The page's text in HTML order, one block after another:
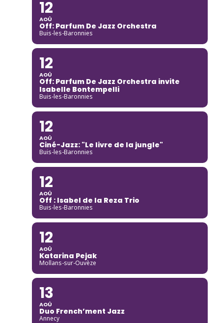
12
AOÛ
Off: Parfum De Jazz Orchestra
Buis-les-Baronnies
12
AOÛ
Off: Parfum De Jazz Orchestra invite
Isabelle Bontempelli
Buis-les-Baronnies
12
AOÛ
Ciné-Jazz: "Le livre de la jungle"
Buis-les-Baronnies
12
AOÛ
Off : Isabel de la Reza Trio
Buis-les-Baronnies
12
AOÛ
Katarina Pejak
Mollans-sur-Ouvèze
13
AOÛ
Duo French’ment Jazz
Annecy